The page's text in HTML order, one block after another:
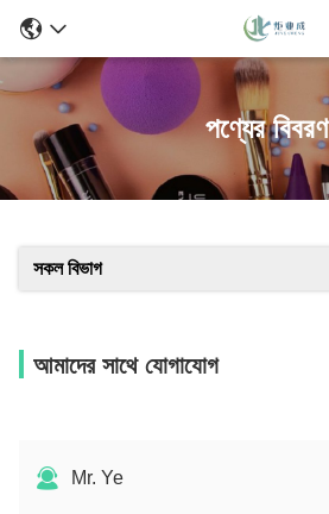
পণ্যের বিবরণ
সকল বিভাগ
আমাদের সাথে যোগাযোগ
Mr. Ye